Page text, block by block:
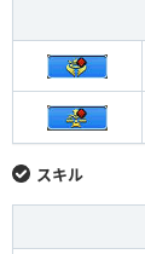
スキル